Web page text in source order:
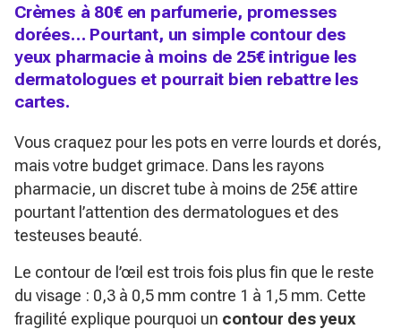
Crèmes à 80€ en parfumerie, promesses
dorées… Pourtant, un simple contour des
yeux pharmacie à moins de 25€ intrigue les
dermatologues et pourrait bien rebattre les
cartes.
Vous craquez pour les pots en verre lourds et dorés,
mais votre budget grimace. Dans les rayons
pharmacie, un discret tube à moins de 25€ attire
pourtant l’attention des dermatologues et des
testeuses beauté.
Le contour de l’œil est trois fois plus fin que le reste
du visage : 0,3 à 0,5 mm contre 1 à 1,5 mm. Cette
fragilité explique pourquoi un contour des yeux